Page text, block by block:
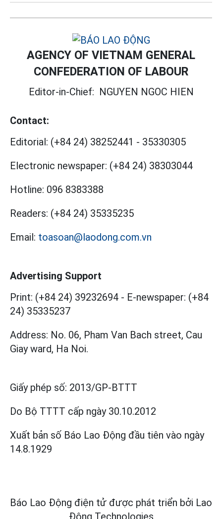
AGENCY OF VIETNAM GENERAL
CONFEDERATION OF LABOUR
Editor-in-Chief: NGUYEN NGOC HIEN
Contact:
Editorial: (+84 24) 38252441 - 35330305
Electronic newspaper: (+84 24) 38303044
Hotline: 096 8383388
Readers: (+84 24) 35335235
Email: toasoan@laodong.com.vn
Advertising Support
Print: (+84 24) 39232694 - E-newspaper: (+84
24) 35335237
Address: No. 06, Pham Van Bach street, Cau
Giay ward, Ha Noi.
Giấy phép số: 2013/GP-BTTT
Do Bộ TTTT cấp ngày 30.10.2012
Xuất bản số Báo Lao Động đầu tiên vào ngày
14.8.1929
Báo Lao Động điện tử được phát triển bởi Lao
Động Technologies